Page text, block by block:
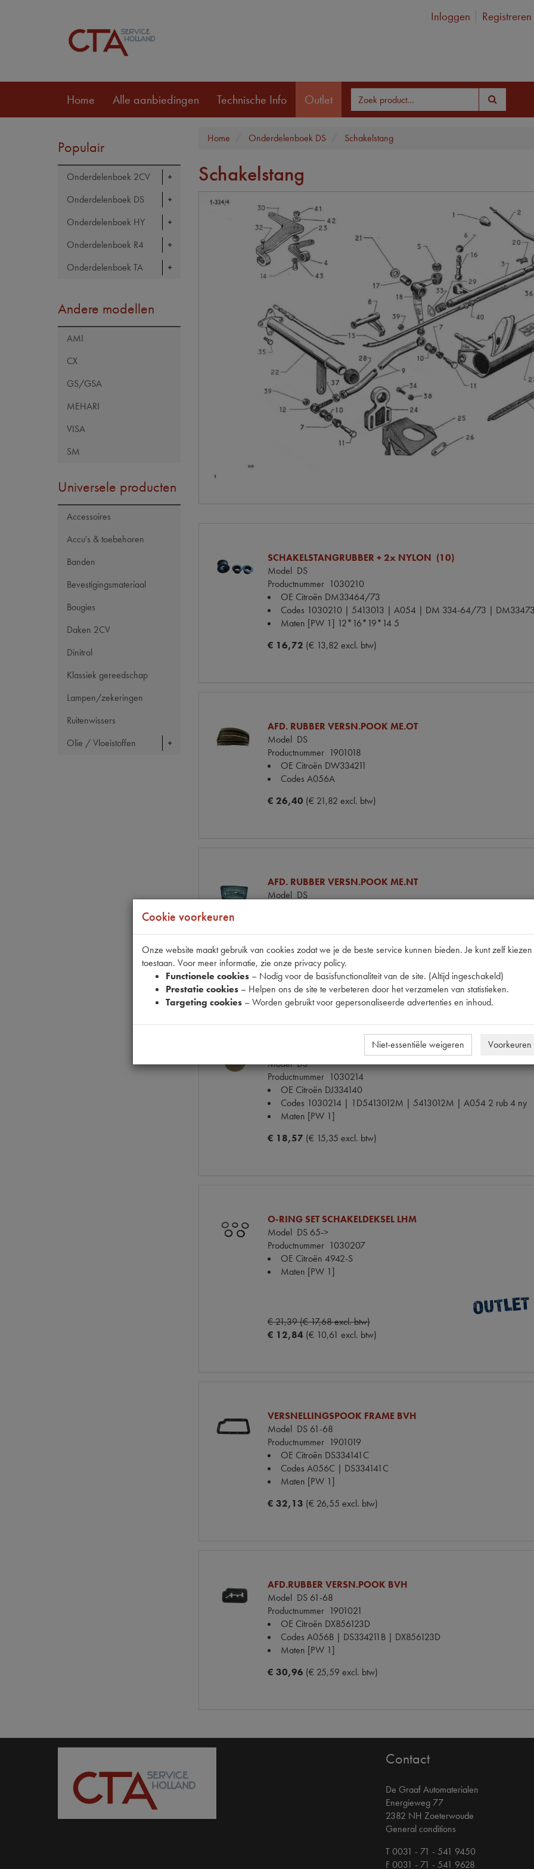
Inloggen Registreren
Home Alle aanbiedingen Technische Info Outlet
Populair
Onderdelenboek 2CV
Onderdelenboek DS
Onderdelenboek HY
Onderdelenboek R4
Onderdelenboek TA
Andere modellen
AMI
CX
GS/GSA
MEHARI
VISA
SM
Universele producten
Accessoires
Accu's & toebehoren
Banden
Bevestigingsmateriaal
Bougies
Daken 2CV
Dinitrol
Klassiek gereedschap
Lampen/zekeringen
Ruitenwissers
Olie / Vloeistoffen
Home Onderdelenboek DS Schakelstang
Schakelstang
SCHAKELSTANGRUBBER + 2x NYLON (10)
Model DS
Productnummer 1030210
OE Citroën DM33464/73
Codes 1030210 | 5413013 | A054 | DM 334-64/73 |
Maten [PW 1] 12*16*19*14 5
€ 16,72 (€ 13,82 excl. btw)
AFD. RUBBER VERSN.POOK ME.OT
Model DS
Productnummer 1901018
OE Citroën DW334211
Codes A056A
€ 26,40 (€ 21,82 excl. btw)
AFD. RUBBER VERSN.POOK ME.NT
Model DS
Codes321958010 | DV856-123 | DV856123
Maten[PW 1]
€ 12,48(€ 10,31 excl. btw)
NYLON KOGEL VERSN. STANG
ModelDS
Productnummer 1030214
OE Citroën DJ334140
Codes 1030214 | 1D5413012M | 5413012M | A054 2 rub 4 ny
Maten [PW 1]
€ 18,57 (€ 15,35 excl. btw)
O-RING SET SCHAKELDEKSEL LHM
Model DS 65->
Productnummer 1030207
OE Citroën 4942-S
Maten [PW 1]
€ 21,39 (€ 17,68 excl. btw)
€ 12,84 (€ 10,61 excl. btw)
VERSNELLINGSPOOK FRAME BVH
Model DS 61-68
Productnummer 1901019
OE Citroën DS334141C
Codes A056C | DS334141C
Maten [PW 1]
€ 32,13 (€ 26,55 excl. btw)
AFD.RUBBER VERSN.POOK BVH
Model DS 61-68
Productnummer 1901021
OE Citroën DX856123D
Codes A056B | DS334211B | DX856123D
Maten [PW 1]
€ 30,96 (€ 25,59 excl. btw)
Contact
De Graaf Automaterialen
Energieweg 77
2382 NH Zoeterwoude
General conditions
T 0031 - 71 - 541 9450
F 0031 - 71 - 541 9628
Cookie voorkeuren
Onze website maakt gebruik van cookies zodat we je de beste service kunnen bieden. Je kunt zelf
toestaan. Voor meer informatie, zie onze privacy policy.
Functionele cookies – Nodig voor de basisfunctionaliteit van de site. (Altijd ingeschakeld)
Prestatie cookies – Helpen ons de site te verbeteren door het verzamelen van statistieken.
Targeting cookies – Worden gebruikt voor gepersonaliseerde advertenties en inhoud.
Niet-essentiële weigeren